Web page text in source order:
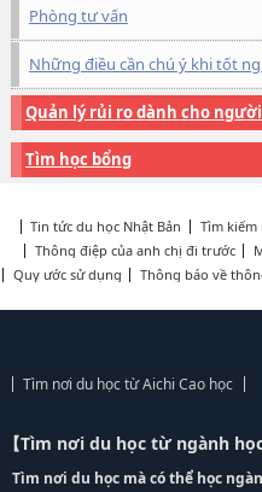
Phòng tư vấn
Những điều cần chú ý khi tốt
Quản lý rủi ro dành cho
Tìm học bổng
Tin tức du học Nhật Bản Tìm
Thông điệp của anh chị đi trước
Quy ước sử dụng
Thông báo về
Tìm nơi du học từ Aichi Cao học
【Tìm nơi du học từ ngành học
Tìm nơi du học mà có thể học